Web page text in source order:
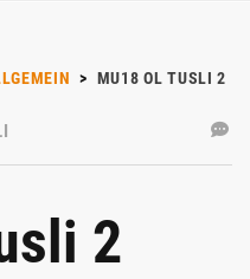
> MU18 OL TUSLI 2
2